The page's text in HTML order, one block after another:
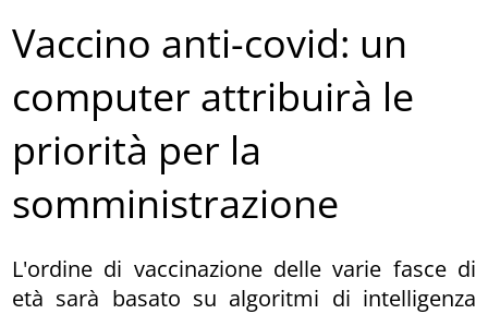
Vaccino anti-covid: un
computer attribuirà le
priorità per la
somministrazione
L'ordine di vaccinazione delle varie fasce di
età sarà basato su algoritmi di intelligenza